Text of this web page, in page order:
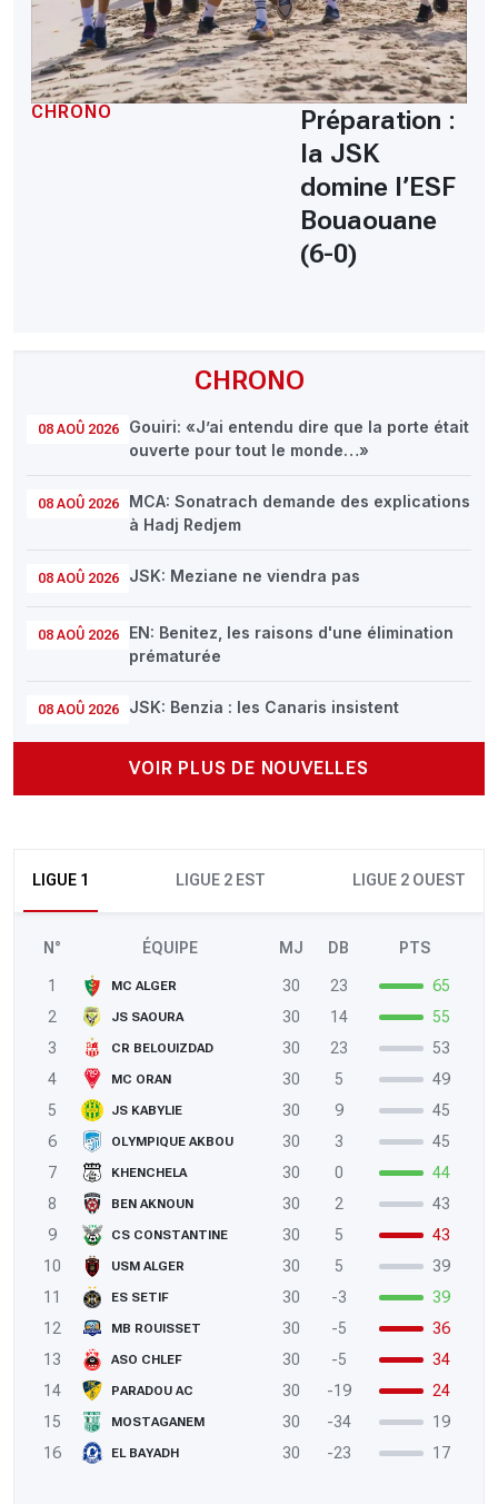
CHRONO
08 AOÛ 2026
Gouiri: «J’ai entendu dire que la porte était
ouverte pour tout le monde…»
08 AOÛ 2026
MCA: Sonatrach demande des explications
à Hadj Redjem
08 AOÛ 2026 JSK: Meziane ne viendra pas
08 AOÛ 2026
EN: Benitez, les raisons d'une élimination
prématurée
08 AOÛ 2026 JSK: Benzia : les Canaris insistent
VOIR PLUS DE NOUVELLES
LIGUE 1 LIGUE 2 EST LIGUE 2 OUEST
N° ÉQUIPE MJ DB PTS
1 MC ALGER 30 23
65
2
JS SAOURA 30 14
55
3
CR BELOUIZDAD 30 23
53
4
MC ORAN 30 5
49
5
JS KABYLIE 30 9
45
6
OLYMPIQUE AKBOU 30 3
45
7
KHENCHELA 30 0
44
8
BEN AKNOUN 30 2
43
9
CS CONSTANTINE 30 5
43
10
USM ALGER 30 5
39
11
ES SETIF 30 -3
39
12
MB ROUISSET 30 -5
36
13
ASO CHLEF 30 -5
34
14
PARADOU AC 30 -19
24
15
MOSTAGANEM 30 -34
19
16
EL BAYADH 30 -23 17
CHRONO
Préparation :
la JSK
domine l’ESF
Bouaouane
(6-0)